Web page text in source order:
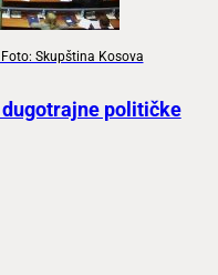
Skupština Kosova
političke